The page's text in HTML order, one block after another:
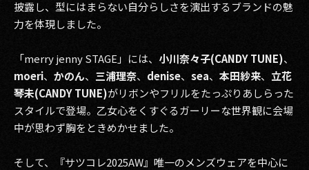
披露し、型にはまらない自分らしさを演出するブランドの魅
力を体現しました。
「merry jenny STAGE」には、 小川奈々子(CANDY TUNE)、
moeri、 かのん、 三浦理奈、 denise、 sea、 本田紗来、 立花
琴未(CANDY TUNE)がリボンやフリルをたっぷりあしらった
スタイルで登場。乙女心をくすぐるガーリーな世界観に会場
中が思わず胸をときめかせました。
そして、『サツコレ2025AW』唯一のメンズウェアを中心に